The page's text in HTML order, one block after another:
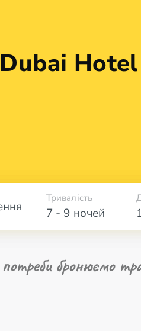
Hotel
7 - 9 ночей
Тривалість
бронюємо